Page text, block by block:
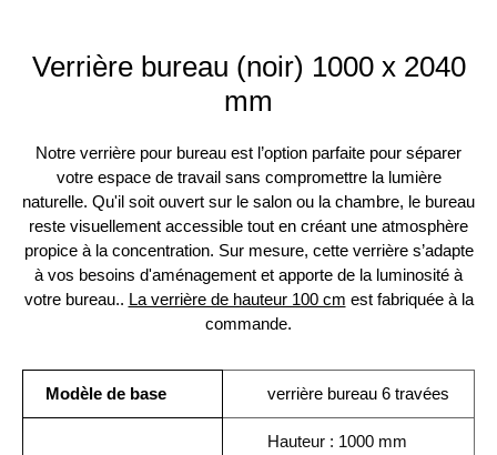
Verrière bureau (noir) 1000 x 2040
mm
Notre verrière pour bureau est l’option parfaite pour séparer
votre espace de travail sans compromettre la lumière
naturelle. Qu'il soit ouvert sur le salon ou la chambre, le bureau
reste visuellement accessible tout en créant une atmosphère
propice à la concentration. Sur mesure, cette verrière s’adapte
à vos besoins d'aménagement et apporte de la luminosité à
votre bureau.. La verrière de hauteur 100 cm est fabriquée à la
commande.
Modèle de base verrière bureau 6 travées
Hauteur : 1000 mm